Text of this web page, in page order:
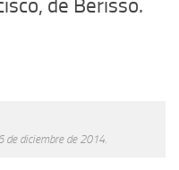
de Berisso.
de diciembre de 2014.